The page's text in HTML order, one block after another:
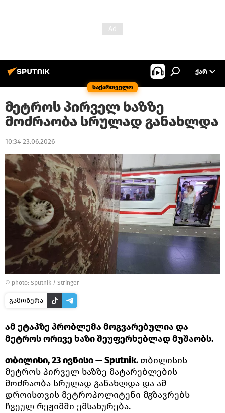
საქართველო
ᲥᲐᲠ
მეტროს პირველ ხაზზე
მოძრაობა სრულად განახლდა
10:34 23.06.2026
© photo: Sputnik / Stringer
გამოწერა
ამ ეტაპზე პრობლემა მოგვარებულია და
მეტროს ორივე ხაზი შეუფერხებლად მუშაობს.
თბილისი, 23 ივნისი — Sputnik. თბილისის
მეტროს პირველ ხაზზე მატარებლების
მოძრაობა სრულად განახლდა და ამ
დროისთვის მეტროპოლიტენი მგზავრებს
ჩვეულ რეჟიმში ემსახურება.